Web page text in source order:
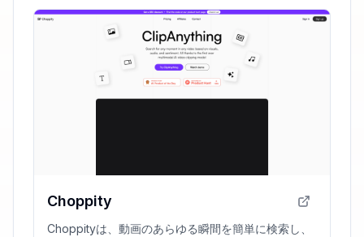
Choppity
Choppityは、動画のあらゆる瞬間を簡単に検索し、